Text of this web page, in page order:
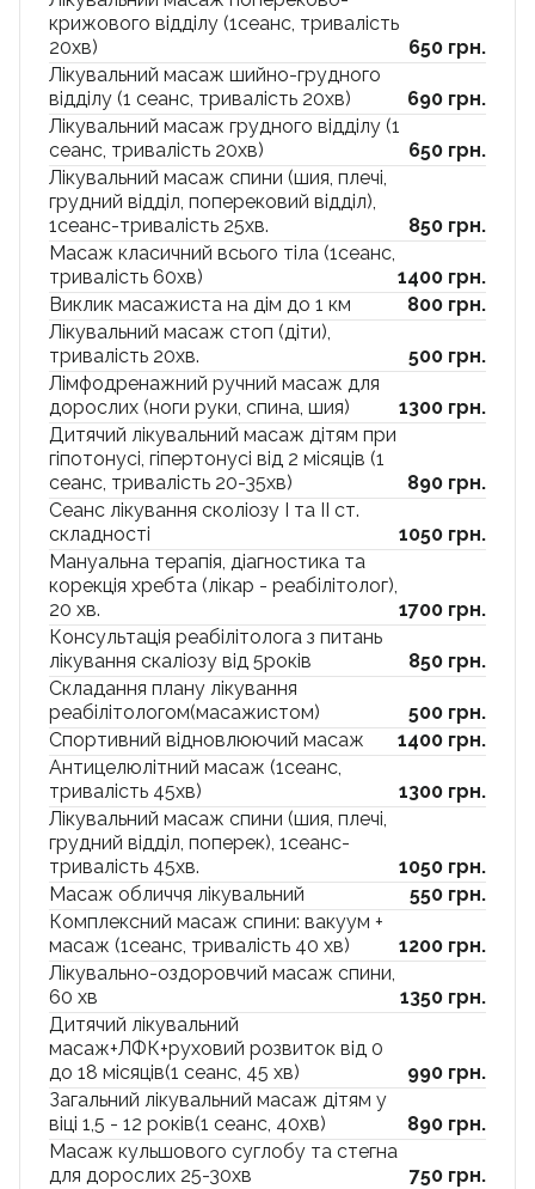
крижового відділу (1сеанс, тривалість
20хв)
650 грн.
Лікувальний масаж шийно-грудного
відділу (1 сеанс, тривалість 20хв)
690 грн.
Лікувальний масаж грудного відділу (1
сеанс, тривалість 20хв)
650 грн.
Лікувальний масаж спини (шия, плечі,
грудний відділ, поперековий відділ),
1сеанс-тривалість 25хв.
850 грн.
Масаж класичний всього тіла (1сеанс,
тривалість 60хв)
1400 грн.
Виклик масажиста на дім до 1 км
800 грн.
Лікувальний масаж стоп (діти),
тривалість 20хв.
500 грн.
Лімфодренажний ручний масаж для
дорослих (ноги руки, спина, шия)
1300 грн.
Дитячий лікувальний масаж дітям при
гіпотонусі, гіпертонусі від 2 місяців (1
сеанс, тривалість 20-35хв)
890 грн.
Сеанс лікування сколіозу I та II ст.
складності
1050 грн.
Мануальна терапія, діагностика та
корекція хребта (лікар - реабілітолог),
20 хв.
1700 грн.
Консультація реабілітолога з питань
лікування скаліозу від 5років
850 грн.
Складання плану лікування
реабілітологом(масажистом)
500 грн.
Спортивний відновлюючий масаж
1400 грн.
Антицелюлітний масаж (1сеанс,
тривалість 45хв)
1300 грн.
Лікувальний масаж спини (шия, плечі,
грудний відділ, поперек), 1сеанс-
тривалість 45хв.
1050 грн.
Масаж обличчя лікувальний
550 грн.
Комплексний масаж спини: вакуум +
масаж (1сеанс, тривалість 40 хв)
1200 грн.
Лікувально-оздоровчий масаж спини,
60 хв
1350 грн.
Дитячий лікувальний
масаж+ЛФК+руховий розвиток від 0
до 18 місяців(1 сеанс, 45 хв)
990 грн.
Загальний лікувальний масаж дітям у
віці 1,5 - 12 років(1 сеанс, 40хв)
890 грн.
Масаж кульшового суглобу та стегна
для дорослих 25-30хв
750 грн.